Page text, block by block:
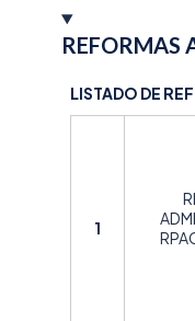
REFORMAS
LISTADO DE
1